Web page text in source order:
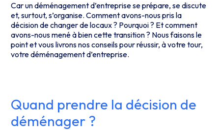
Car un déménagement d’entreprise se prépare, se discute
et, surtout, s’organise. Comment avons-nous pris la
décision de changer de locaux ? Pourquoi ? Et comment
avons-nous mené à bien cette transition ? Nous faisons le
point et vous livrons nos conseils pour réussir, à votre tour,
votre déménagement d’entreprise.
Quand prendre la décision de
déménager ?